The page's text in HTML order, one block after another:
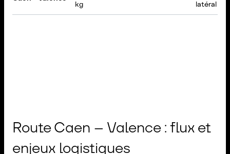
kg latéral
Route Caen – Valence : flux et
enjeux logistiques